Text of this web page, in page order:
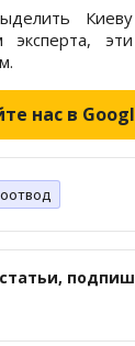
нас в